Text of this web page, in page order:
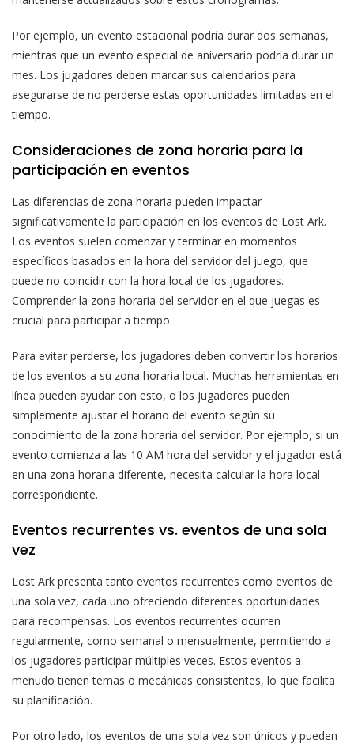
Por ejemplo, un evento estacional podría durar dos semanas,
mientras que un evento especial de aniversario podría durar un
mes. Los jugadores deben marcar sus calendarios para
asegurarse de no perderse estas oportunidades limitadas en el
tiempo.
Consideraciones de zona horaria para la
participación en eventos
Las diferencias de zona horaria pueden impactar
significativamente la participación en los eventos de Lost Ark.
Los eventos suelen comenzar y terminar en momentos
específicos basados en la hora del servidor del juego, que
puede no coincidir con la hora local de los jugadores.
Comprender la zona horaria del servidor en el que juegas es
crucial para participar a tiempo.
Para evitar perderse, los jugadores deben convertir los horarios
de los eventos a su zona horaria local. Muchas herramientas en
línea pueden ayudar con esto, o los jugadores pueden
simplemente ajustar el horario del evento según su
conocimiento de la zona horaria del servidor. Por ejemplo, si un
evento comienza a las 10 AM hora del servidor y el jugador está
en una zona horaria diferente, necesita calcular la hora local
correspondiente.
Eventos recurrentes vs. eventos de una sola
vez
Lost Ark presenta tanto eventos recurrentes como eventos de
una sola vez, cada uno ofreciendo diferentes oportunidades
para recompensas. Los eventos recurrentes ocurren
regularmente, como semanal o mensualmente, permitiendo a
los jugadores participar múltiples veces. Estos eventos a
menudo tienen temas o mecánicas consistentes, lo que facilita
su planificación.
Por otro lado, los eventos de una sola vez son únicos y pueden